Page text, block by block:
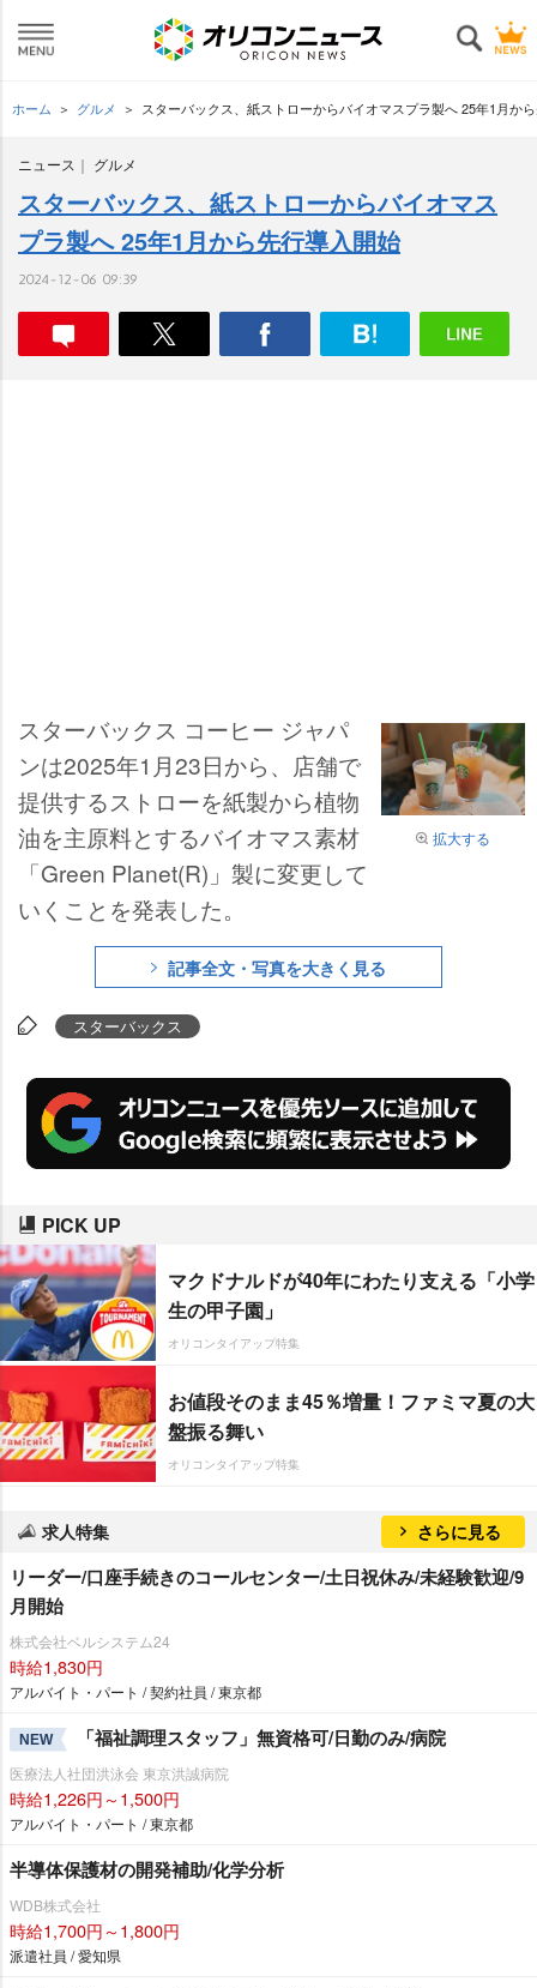
ホーム グルメ スターバックス、紙ストローからバイオマスプラ製へ 25年1月か
ニュース グルメ
スターバックス、紙ストローからバイオマス
プラ製へ 25年1月から先行導入開始
2024-12-06 09:39
拡大する
スターバックス コーヒー ジャパ
ンは2025年1月23日から、店舗で
提供するストローを紙製から植物
油を主原料とするバイオマス素材
「Green Planet(R)」製に変更して
いくことを発表した。
記事全文・写真を大きく見る
スターバックス
PICK UP
マクドナルドが40年にわたり支える「小学
生の甲子園」
オリコンタイアップ特集
お値段そのまま45％増量！ファミマ夏の大
盤振る舞い
オリコンタイアップ特集
求人特集 さらに見る
リーダー/口座手続きのコールセンター/土日祝休み/未経験歓迎/9
月開始
株式会社ベルシステム24
時給1,830円
アルバイト・パート / 契約社員 / 東京都
NEW 「福祉調理スタッフ」無資格可/日勤のみ/病院
医療法人社団洪泳会 東京洪誠病院
時給1,226円～1,500円
アルバイト・パート / 東京都
半導体保護材の開発補助/化学分析
WDB株式会社
時給1,700円～1,800円
派遣社員 / 愛知県